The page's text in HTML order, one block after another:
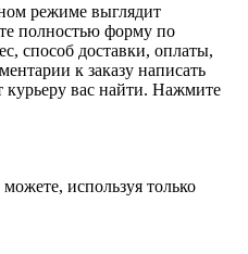
режиме выглядит
полностью форму по
способ доставки, оплаты,
к заказу написать
вас найти. Нажмите
используя только